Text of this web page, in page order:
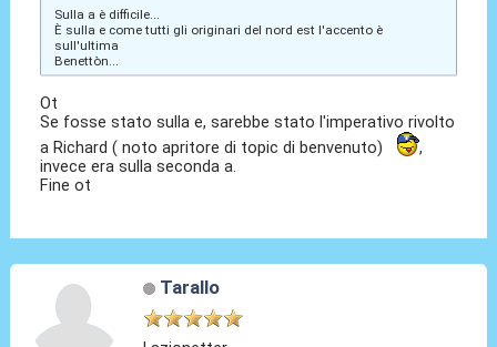
Sulla a è difficile...
È sulla e come tutti gli originari del nord est l'accento è
sull'ultima
Benettòn...
Ot
Se fosse stato sulla e, sarebbe stato l'imperativo rivolto
a Richard ( noto apritore di topic di benvenuto)
,
invece era sulla seconda a.
Fine ot
Tarallo